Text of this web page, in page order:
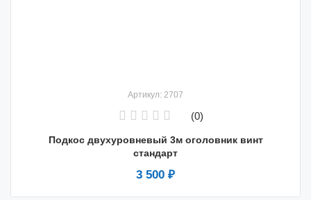
Артикул: 2707
(0)
Подкос двухуровневый 3м оголовник винт
стандарт
3 500 ₽